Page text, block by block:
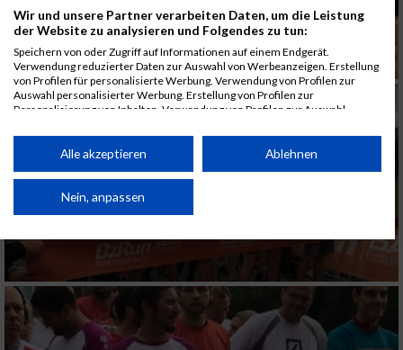
Wir und unsere Partner verarbeiten Daten, um die Leistung
der Website zu analysieren und Folgendes zu tun:
Speichern von oder Zugriff auf Informationen auf einem Endgerät.
Verwendung reduzierter Daten zur Auswahl von Werbeanzeigen. Erstellung
von Profilen für personalisierte Werbung. Verwendung von Profilen zur
Auswahl personalisierter Werbung. Erstellung von Profilen zur
Personalisierung von Inhalten. Verwendung von Profilen zur Auswahl
Performance von Inhalten. Analyse von Zielgruppen durch Statistiken oder
Kombinationen von Daten aus verschiedenen Quellen. Entwicklung und
von Inhalten.
Daten können außerhalb der Europäischen Union weitergegeben und in die
Website/App.
Partnerliste anzeigen (1 IAB-Anbieter)
Wir nutzen Ihre Daten für folgende Zwecke:
IAB-Verarbeitungszwecke:
Alle akzeptieren Ablehnen
Nein, anpassen